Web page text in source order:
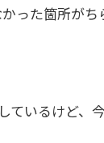
った箇所がち
いるけど、